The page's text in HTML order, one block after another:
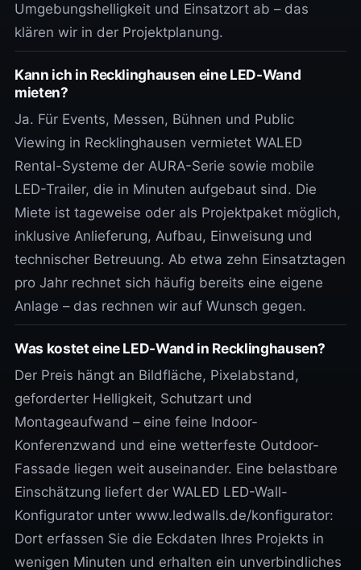
Umgebungshelligkeit und Einsatzort ab – das
klären wir in der Projektplanung.
Kann ich in Recklinghausen eine LED-Wand
mieten?
Ja. Für Events, Messen, Bühnen und Public
Viewing in Recklinghausen vermietet WALED
Rental-Systeme der AURA-Serie sowie mobile
LED-Trailer, die in Minuten aufgebaut sind. Die
Miete ist tageweise oder als Projektpaket möglich,
inklusive Anlieferung, Aufbau, Einweisung und
technischer Betreuung. Ab etwa zehn Einsatztagen
pro Jahr rechnet sich häufig bereits eine eigene
Anlage – das rechnen wir auf Wunsch gegen.
Was kostet eine LED-Wand in Recklinghausen?
Der Preis hängt an Bildfläche, Pixelabstand,
geforderter Helligkeit, Schutzart und
Montageaufwand – eine feine Indoor-
Konferenzwand und eine wetterfeste Outdoor-
Fassade liegen weit auseinander. Eine belastbare
Einschätzung liefert der WALED LED-Wall-
Konfigurator unter www.ledwalls.de/konfigurator:
Dort erfassen Sie die Eckdaten Ihres Projekts in
wenigen Minuten und erhalten ein unverbindliches